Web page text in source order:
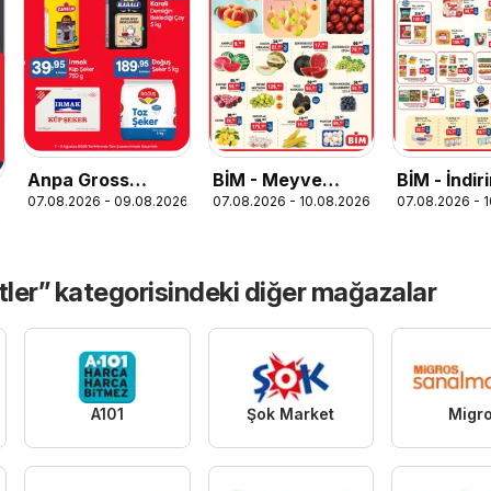
Anpa Gross
Katalog
07.08.2026 - 09.08.2026
BİM - Meyve
Sebze, İndirim
07.08.2026 - 10.08.2026
BİM -
Ürünler
07.08.2026 -
kategorisindeki diğer mağazalar
A101 Şok Market